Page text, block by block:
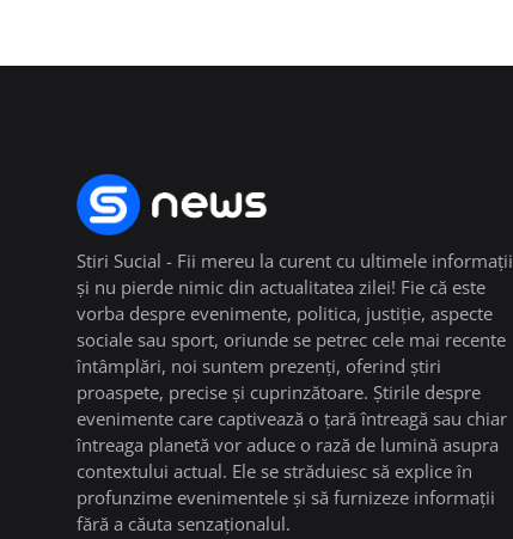
Stiri Sucial - Fii mereu la curent cu ultimele informații
și nu pierde nimic din actualitatea zilei! Fie că este
vorba despre evenimente, politica, justiție, aspecte
sociale sau sport, oriunde se petrec cele mai recente
întâmplări, noi suntem prezenți, oferind știri
proaspete, precise și cuprinzătoare. Știrile despre
evenimente care captivează o țară întreagă sau chiar
întreaga planetă vor aduce o rază de lumină asupra
contextului actual. Ele se străduiesc să explice în
profunzime evenimentele și să furnizeze informații
fără a căuta senzaționalul.